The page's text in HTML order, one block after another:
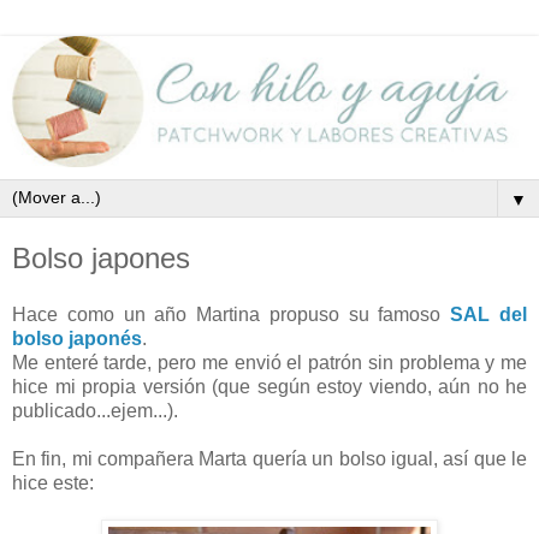
▼
Bolso japones
Hace como un año Martina propuso su famoso SAL del
bolso japonés.
Me enteré tarde, pero me envió el patrón sin problema y me
hice mi propia versión (que según estoy viendo, aún no he
publicado...ejem...).
En fin, mi compañera Marta quería un bolso igual, así que le
hice este: